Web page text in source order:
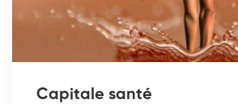
Capitale santé